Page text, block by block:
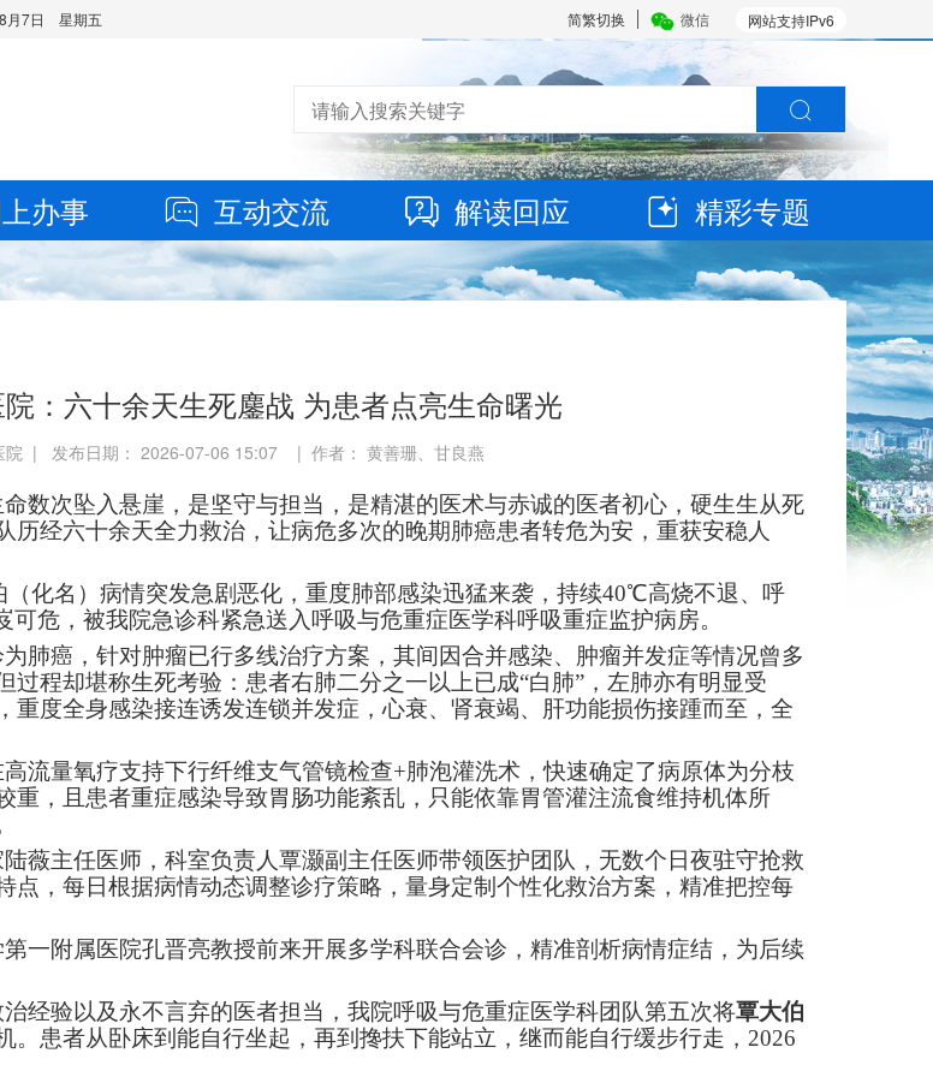
网站支持IPv6
简繁切换 微信
月7日 星期五
办事 互动交流 解读回应 精彩专题
：六十余天生死鏖战 为患者点亮生命曙光
院 | 发布日期： 2026-07-06 15:07 | 作者： 黄善珊、甘良燕
数次坠入悬崖，是坚守与担当，是精湛的医术与赤诚的医者初心，硬生生从死
经六十余天全力救治，让病危多次的晚期肺癌患者转危为安，重获安稳人
化名）病情突发急剧恶化，重度肺部感染迅猛来袭，持续40℃高烧不退、呼
危，被我院急诊科紧急送入呼吸与危重症医学科呼吸重症监护病房。
肺癌，针对肿瘤已行多线治疗方案，其间因合并感染、肿瘤并发症等情况曾多
程却堪称生死考验：患者右肺二分之一以上已成“白肺”，左肺亦有明显受
度全身感染接连诱发连锁并发症，心衰、肾衰竭、肝功能损伤接踵而至，全
流量氧疗支持下行纤维支气管镜检查+肺泡灌洗术，快速确定了病原体为分枝
，且患者重症感染导致胃肠功能紊乱，只能依靠胃管灌注流食维持机体所
薇主任医师，科室负责人覃灏副主任医师带领医护团队，无数个日夜驻守抢救
，每日根据病情动态调整诊疗策略，量身定制个性化救治方案，精准把控每
一附属医院孔晋亮教授前来开展多学科联合会诊，精准剖析病情症结，为后续
经验以及永不言弃的医者担当，我院呼吸与危重症医学科团队第五次将覃大伯
患者从卧床到能自行坐起，再到搀扶下能站立，继而能自行缓步行走，2026